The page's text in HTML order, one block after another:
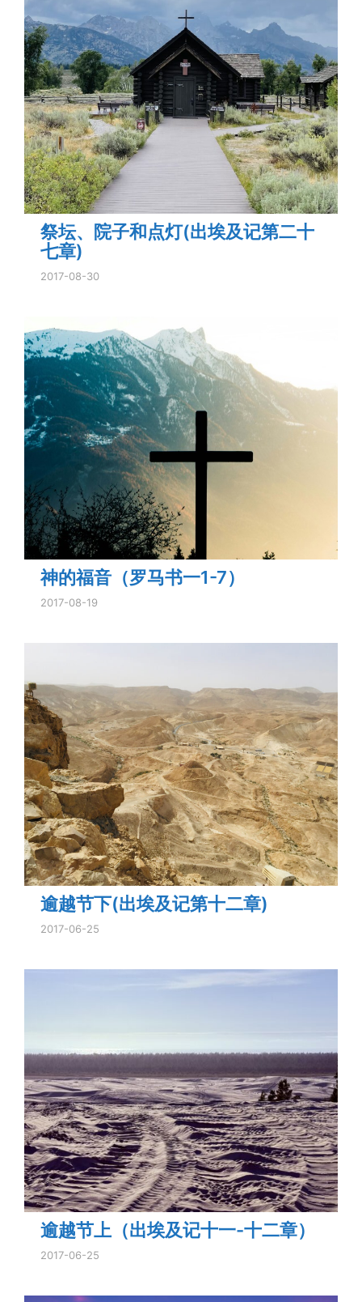
祭坛、院子和点灯(出埃及记第二十
七章)
2017-08-30
神的福音（罗马书一1-7）
2017-08-19
逾越节下(出埃及记第十二章)
2017-06-25
逾越节上（出埃及记十一-十二章）
2017-06-25